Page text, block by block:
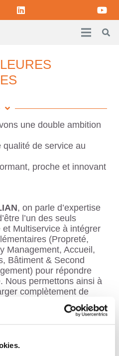
une double ambition
de service au
proche et innovant
, on parle d’expertise
l’un des seuls
Multiservice à intégrer
(Propreté,
Management, Accueil,
Bâtiment & Second
pour répondre
Nous permettons ainsi à
complètement de
concentrer sur leur